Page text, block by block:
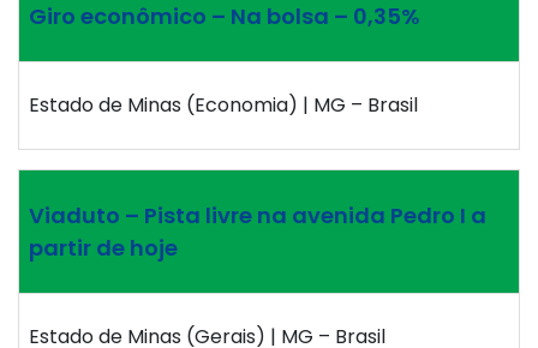
Giro econômico – Na bolsa – 0,35%
Estado de Minas (Economia) | MG – Brasil
Viaduto – Pista livre na avenida Pedro I a
partir de hoje
Estado de Minas (Gerais) | MG – Brasil